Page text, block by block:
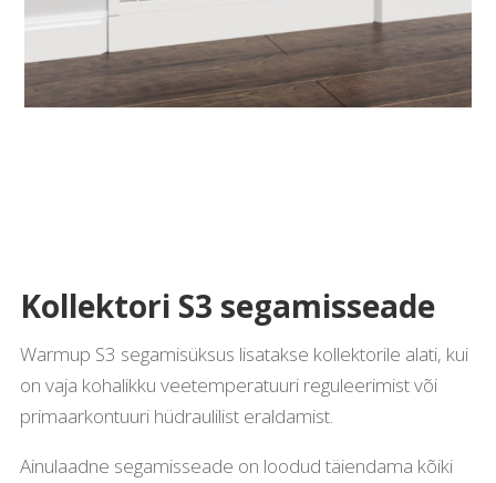
Kollektori S3 segamisseade
Warmup S3 segamisüksus lisatakse kollektorile alati, kui
on vaja kohalikku veetemperatuuri reguleerimist või
primaarkontuuri hüdraulilist eraldamist.
Ainulaadne segamisseade on loodud täiendama kõiki